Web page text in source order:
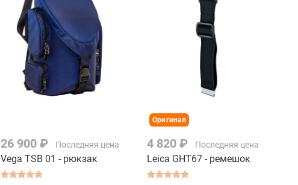
26 900 ₽ Последняя цена
Vega TSB 01 - рюкзак
Оригинал
4 820 ₽ Последняя цена
Leica GHT67 - ремешок